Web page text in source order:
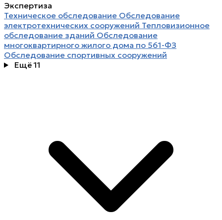
Экспертиза
Техническое обследование Обследование
электротехнических сооружений Тепловизионное
обследование зданий Обследование
многоквартирного жилого дома по 561-ФЗ
Обследование спортивных сооружений
Ещё 11